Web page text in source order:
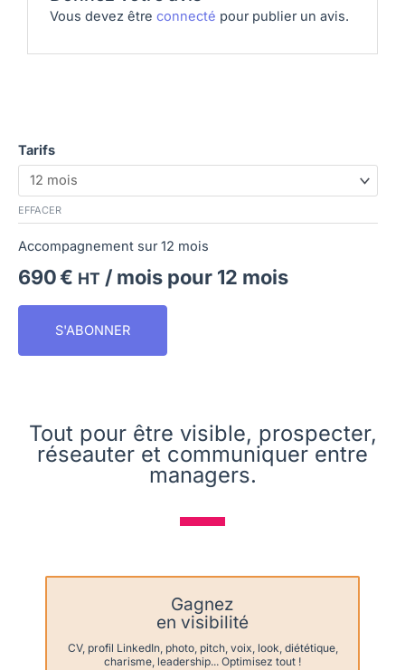
Vous devez êtreconnecté pour publier un avis.
Tarifs
EFFACER
Accompagnement sur 12 mois
690€ HT / mois pour 12 mois
S'ABONNER
Tout pour être visible, prospecter,
réseauter et communiquer entre
managers.
Gagnez
en visibilité
CV, profil LinkedIn, photo, pitch, voix, look, diététique,
charisme, leadership... Optimisez tout !